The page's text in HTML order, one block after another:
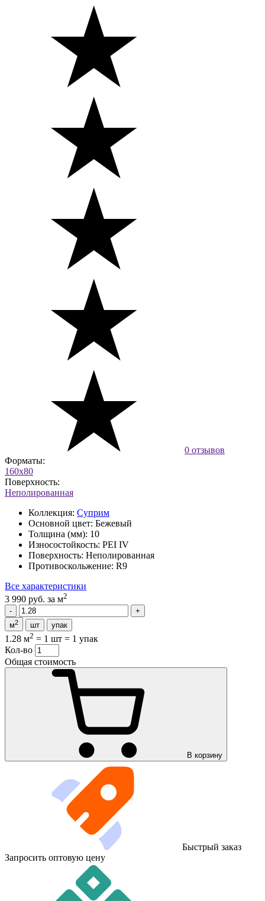
0 отзывов
Форматы:
160x80
Поверхность:
Неполированная
Коллекция: Суприм
Основной цвет: Бежевый
Толщина (мм): 10
Износостойкость: PEI IV
Поверхность: Неполированная
Противоскольжение: R9
Все характеристики
3 990 руб. за м2
м2 шт упак
1.28 м2 = 1 шт = 1 упак
Кол-во
Общая стоимость
В корзину
Быстрый заказ
Запросить оптовую цену